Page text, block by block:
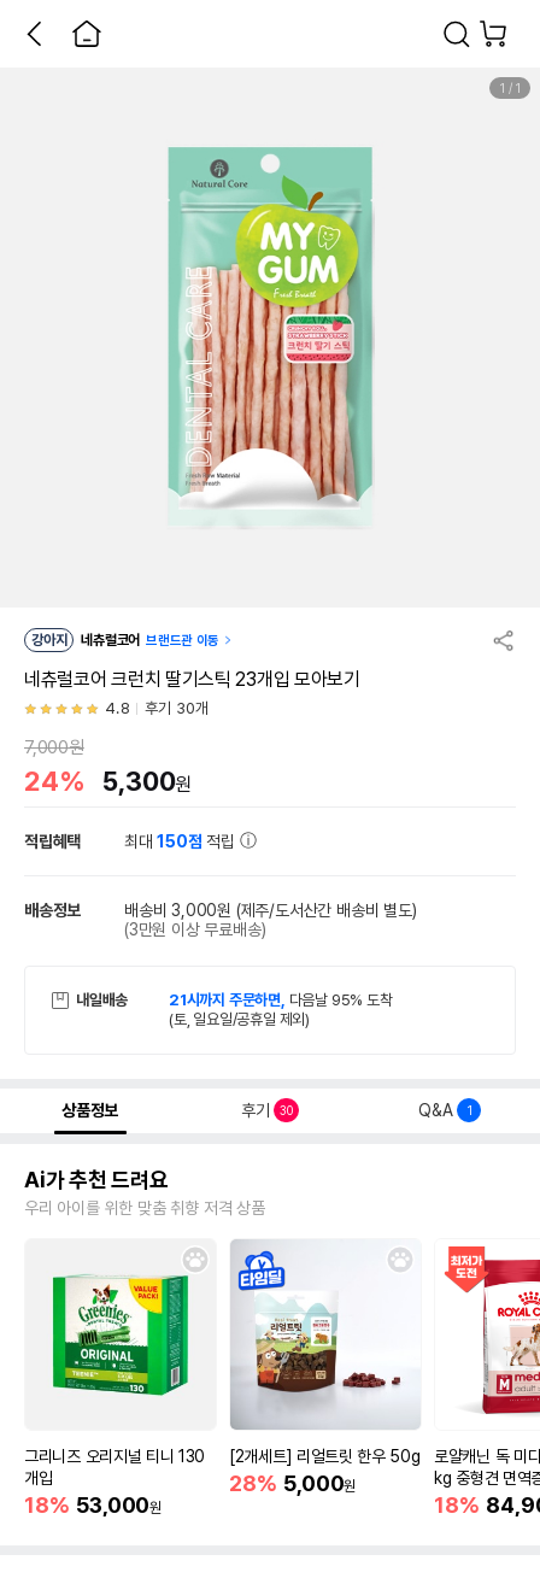
1 / 1
강아지 네츄럴코어 브랜드관 이동
네츄럴코어 크런치 딸기스틱 23개입 모아보기
4.8 후기 30개
7,000원
24% 5,300원
적립혜택 최대150점 적립
배송정보 배송비 3,000원 (제주/도서산간 배송비 별도)
(3만원 이상 무료배송)
내일배송 21시까지 주문하면, 다음날 95% 도착
(토, 일요일/공휴일 제외)
상품정보 후기 30 Q&A 1
Ai가 추천 드려요
우리 아이를 위한 맞춤 취향 저격 상품
그리니즈 오리지널 티니 130
개입
18% 53,000원
[2개세트] 리얼트릿 한우 50g
28% 5,000원
로얄캐닌 독 미
kg 중형견 면역
18%